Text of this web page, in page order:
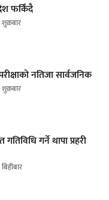
फर्किंदै
नतिजा सार्वजनिक
गर्ने थापा प्रहरी